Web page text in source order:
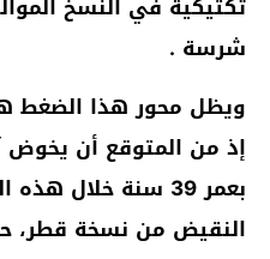
شرسة .
ويظل محور هذا الضغط
إذ من المتوقع أن يخوض
بعمر 39 سنة خلال
النقيض من نسخة قطر،